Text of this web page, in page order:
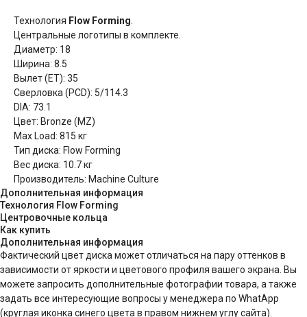
Технология Flow Forming.
Центральные логотипы в комплекте.
Диаметр: 18
Ширина: 8.5
Вылет (ET): 35
Сверловка (PCD): 5/114.3
DIA: 73.1
Цвет: Bronze (MZ)
Max Load: 815 кг
Тип диска: Flow Forming
Вес диска: 10.7 кг
Производитель: Machine Culture
Дополнительная информация
Технология Flow Forming
Центровочные кольца
Как купить
Дополнительная информация
Фактический цвет диска может отличаться на пару оттенков в
зависимости от яркости и цветового профиля вашего экрана. Вы
можете запросить дополнительные фотографии товара, а также
задать все интересующие вопросы у менеджера по WhatApp
(круглая иконка синего цвета в правом нижнем углу сайта).